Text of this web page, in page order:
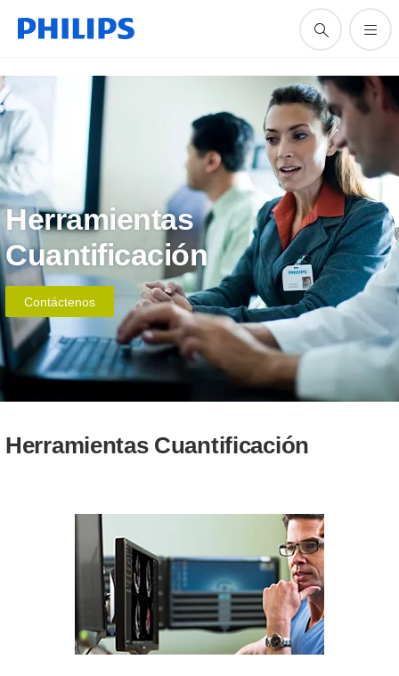
Herramientas
Cuantificación
Contáctenos
Herramientas Cuantificación